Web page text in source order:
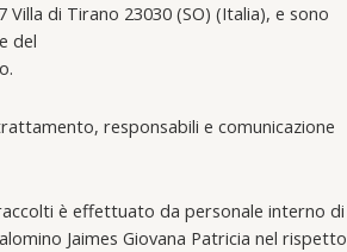
Villa di Tirano 23030 (SO) (Italia), e sono
del
responsabili e comunicazione
è effettuato da personale interno di
Jaimes Giovana Patricia nel rispetto